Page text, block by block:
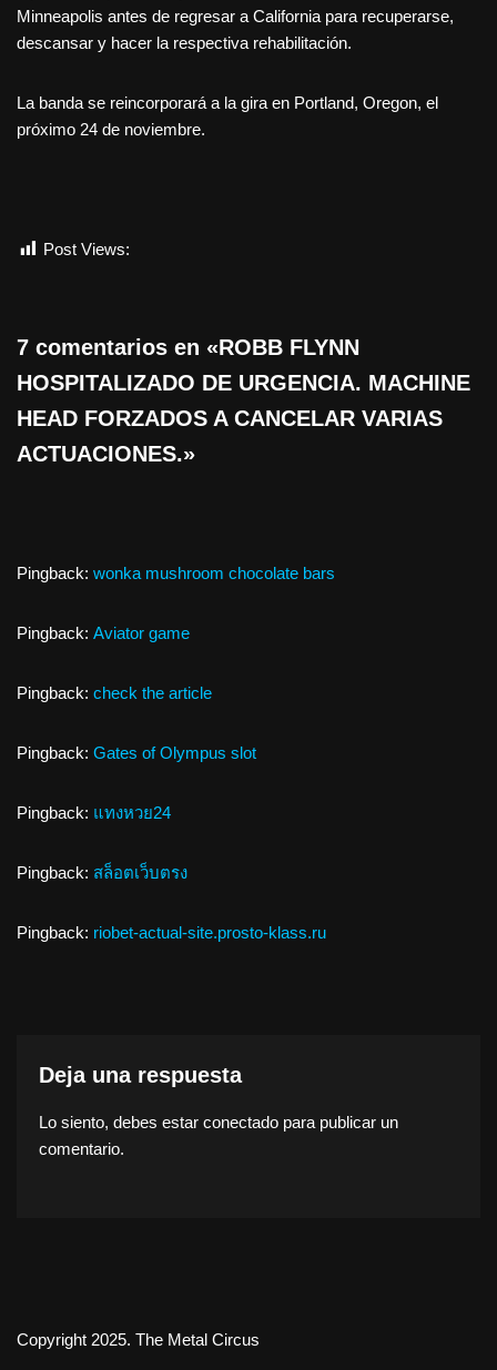
Minneapolis antes de regresar a California para recuperarse,
descansar y hacer la respectiva rehabilitación.
La banda se reincorporará a la gira en Portland, Oregon, el
próximo 24 de noviembre.
Post Views:
7 comentarios en «ROBB FLYNN
HOSPITALIZADO DE URGENCIA. MACHINE
HEAD FORZADOS A CANCELAR VARIAS
ACTUACIONES.»
Pingback: wonka mushroom chocolate bars
Pingback: Aviator game
Pingback: check the article
Pingback: Gates of Olympus slot
Pingback: แทงหวย24
Pingback: สล็อตเว็บตรง
Pingback: riobet-actual-site.prosto-klass.ru
Deja una respuesta
Lo siento, debes estar conectado para publicar un
comentario.
Copyright 2025. The Metal Circus